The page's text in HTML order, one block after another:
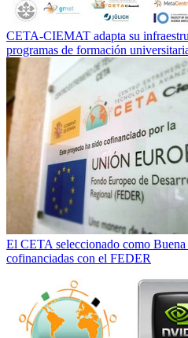
CETA-CIEMAT adapta su
programas de formación
El CETA seleccionado como Buena
cofinanciadas con el FEDER